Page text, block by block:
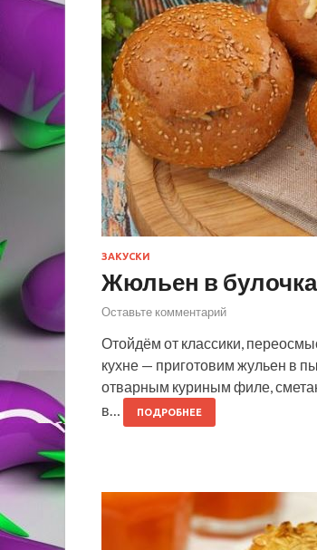
ЗАКУСКИ
Жюльен в
Оставьте комментарий
Отойдём от классики,
кухне — приготовим жульен в
отварным куриным филе,
в…
ПОДРОБНЕЕ